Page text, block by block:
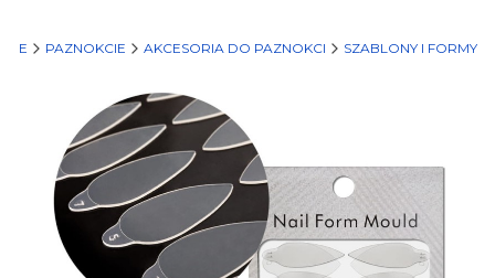
PAZNOKCIE AKCESORIA DO PAZNOKCI SZABLONY I FORMY